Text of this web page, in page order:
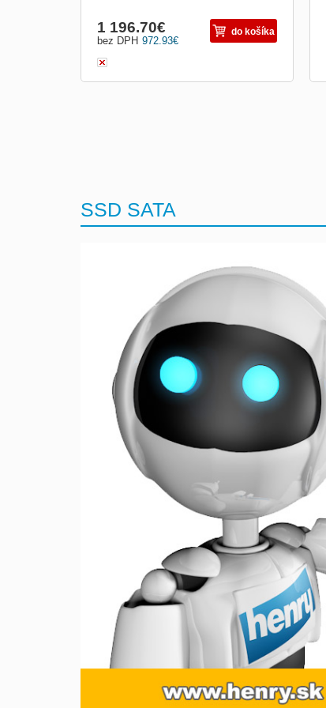
972.93€
bez DPH
1 196.70€ do košíka
SSD SATA